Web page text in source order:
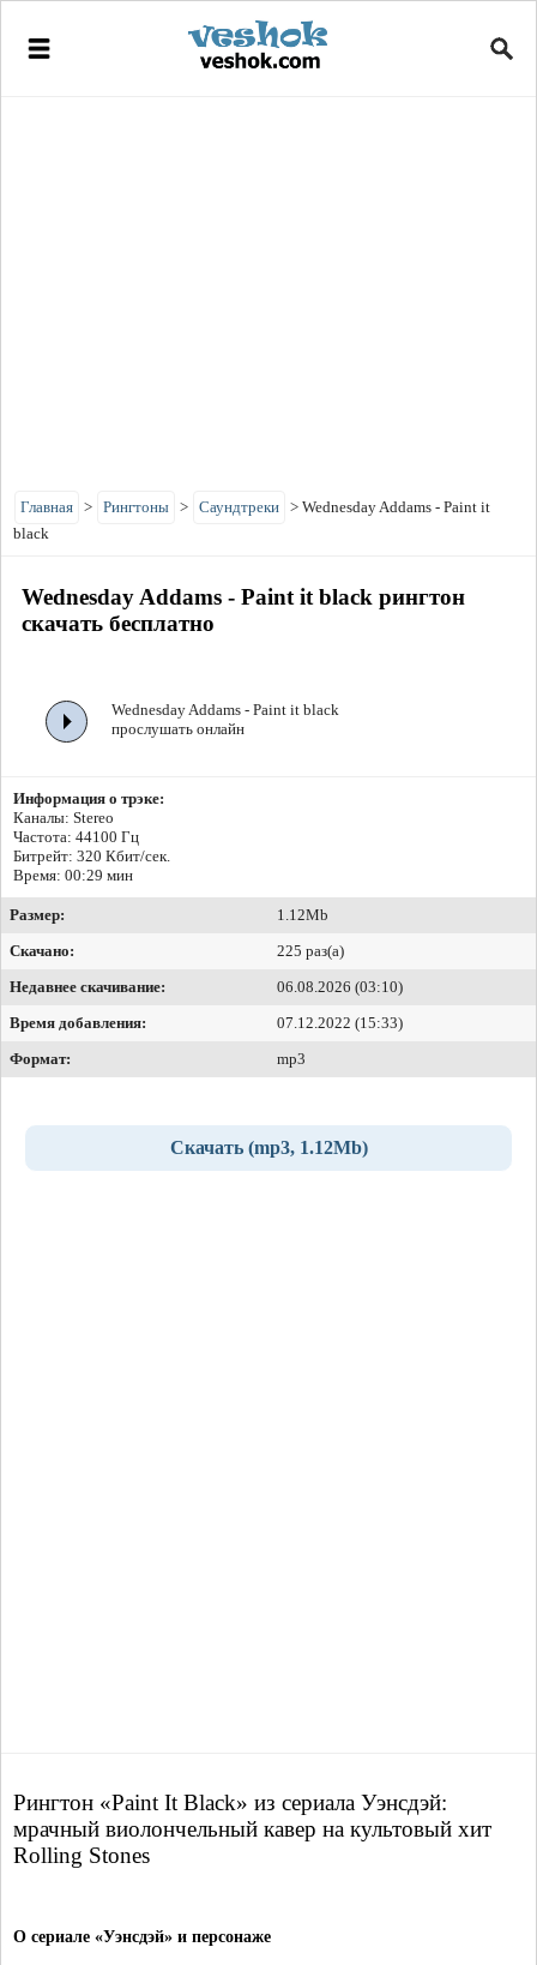
Главная > Рингтоны > Саундтреки > Wednesday Addams - Paint it
black
Wednesday Addams - Paint it black рингтон
скачать бесплатно
Wednesday Addams - Paint it black
прослушать онлайн
Информация о трэке:
Каналы: Stereo
Частота: 44100 Гц
Битрейт: 320 Кбит/сек.
Время: 00:29 мин
Размер:
1.12Mb
Скачано:
225 раз(а)
Недавнее скачивание:
06.08.2026 (03:10)
Время добавления:
07.12.2022 (15:33)
Формат:
mp3
Скачать (mp3, 1.12Mb)
Рингтон «Paint It Black» из сериала Уэнсдэй:
мрачный виолончельный кавер на культовый хит
Rolling Stones
О сериале «Уэнсдэй» и персонаже